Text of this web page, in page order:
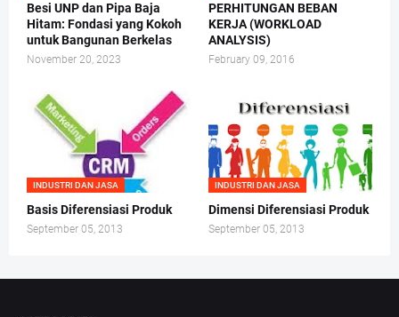
Besi UNP dan Pipa Baja
Hitam: Fondasi yang Kokoh
untuk Bangunan Berkelas
November 20, 2023
PERHITUNGAN BEBAN
KERJA (WORKLOAD
ANALYSIS)
February 09, 2016
INDUSTRI DAN JASA
Basis Diferensiasi Produk
September 05, 2013
INDUSTRI DAN JASA
Dimensi Diferensiasi Produk
September 05, 2013